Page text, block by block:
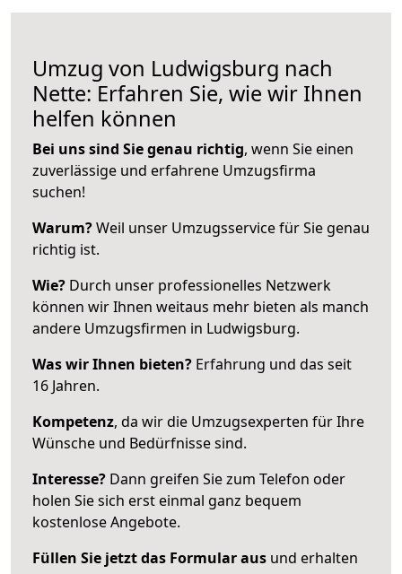
Umzug von Ludwigsburg nach
Nette: Erfahren Sie, wie wir Ihnen
helfen können
Bei uns sind Sie genau richtig, wenn Sie einen
zuverlässige und erfahrene Umzugsfirma
suchen!
Warum?Weil unser Umzugsservice für Sie genau
richtig ist.
Wie? Durch unser professionelles Netzwerk
können wir Ihnen weitaus mehr bieten als manch
andere Umzugsfirmen in Ludwigsburg.
Was wir Ihnen bieten? Erfahrung und das seit
16 Jahren.
Kompetenz, da wir die Umzugsexperten für Ihre
Wünsche und Bedürfnisse sind.
Interesse? Dann greifen Sie zum Telefon oder
holen Sie sich erst einmal ganz bequem
kostenlose Angebote.
Füllen Sie jetzt das Formular aus und erhalten